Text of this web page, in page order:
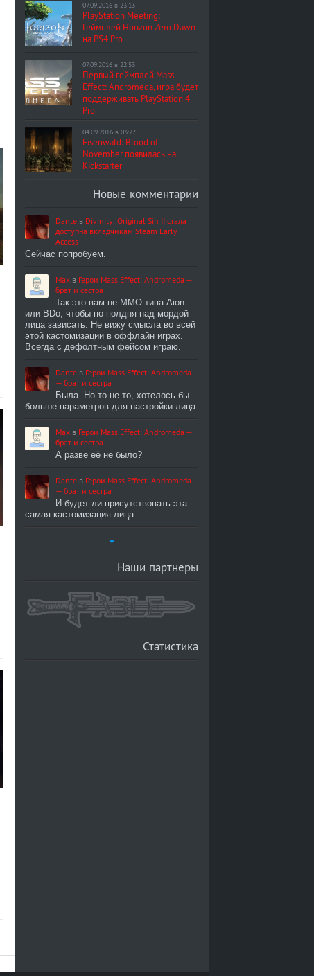
07.09.2016 в 23:13
PlayStation Meeting:
Геймплей Horizon Zero Dawn
на PS4 Pro
07.09.2016 в 22:53
Первый геймплей Mass
Effect: Andromeda, игра будет
поддерживать PlayStation 4
Pro
04.09.2016 в 03:27
Eisenwald: Blood of
November появилась на
Kickstarter
Новые комментарии
Dante в Divinity: Original Sin II стала
доступна вкладчикам Steam Early
Access
Сейчас попробуем.
Max в Герои Mass Effect: Andromeda —
брат и сестра
Так это вам не MMO типа Aion
или BDo, чтобы по полдня над мордой
лица зависать. Не вижу смысла во всей
этой кастомизации в оффлайн играх.
Всегда с дефолтным фейсом играю.
Dante в Герои Mass Effect: Andromeda
— брат и сестра
Была. Но то не то, хотелось бы
больше параметров для настройки лица.
Max в Герои Mass Effect: Andromeda —
брат и сестра
А разве её не было?
Dante в Герои Mass Effect: Andromeda
— брат и сестра
И будет ли присутствовать эта
самая кастомизация лица.
Наши партнеры
Статистика